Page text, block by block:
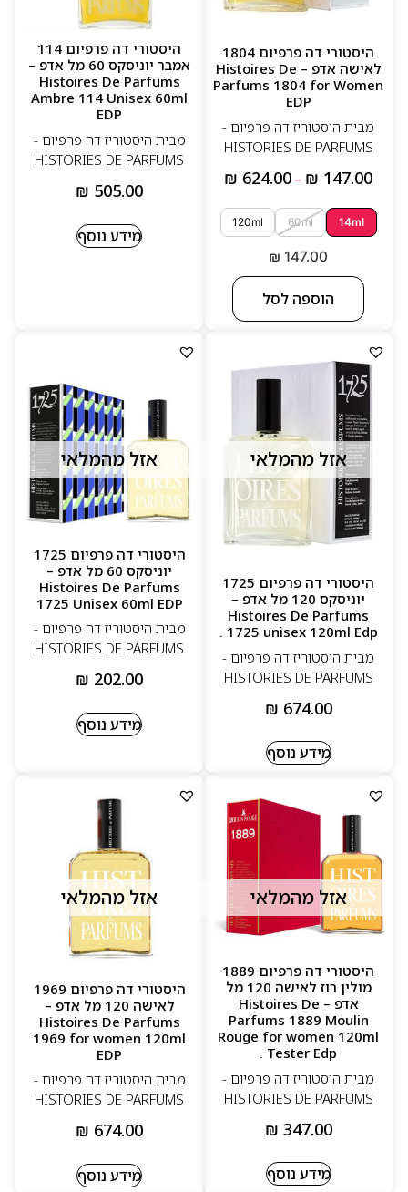
היסטורי דה פרפיום 1804
לאישה אדפ – Histoires De
Parfums 1804 for Women
EDP
מבית היסטוריז דה פרפיום -
HISTORIES DE PARFUMS
₪ 147.00
–
₪ 624.00
14ml
60ml
120ml
₪ 147.00
הוספה לסל
היסטורי דה פרפיום 114
אמבר יוניסקס 60 מל אדפ –
Histoires De Parfums
Ambre 114 Unisex 60ml
EDP
מבית היסטוריז דה פרפיום -
HISTORIES DE PARFUMS
₪ 505.00
מידע נוסף
אזל מהמלאי
היסטורי דה פרפיום 1725
יוניסקס 120 מל אדפ –
Histoires De Parfums
1725 unisex 120ml Edp .
מבית היסטוריז דה פרפיום -
HISTORIES DE PARFUMS
₪ 674.00
מידע נוסף
אזל מהמלאי
היסטורי דה פרפיום 1725
יוניסקס 60 מל אדפ –
Histoires De Parfums
1725 Unisex 60ml EDP
מבית היסטוריז דה פרפיום -
HISTORIES DE PARFUMS
₪ 202.00
מידע נוסף
אזל מהמלאי
היסטורי דה פרפיום 1889
מולין רוז לאישה 120 מל
אדפ – Histoires De
Parfums 1889 Moulin
Rouge for women 120ml
Tester Edp .
מבית היסטוריז דה פרפיום -
HISTORIES DE PARFUMS
₪ 347.00
מידע נוסף
אזל מהמלאי
היסטורי דה פרפיום 1969
לאישה 120 מל אדפ –
Histoires De Parfums
1969 for women 120ml
EDP
מבית היסטוריז דה פרפיום -
HISTORIES DE PARFUMS
₪ 674.00
מידע נוסף